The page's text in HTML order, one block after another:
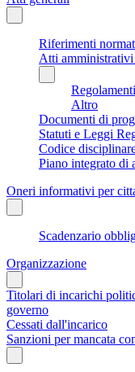
Riferimenti
Atti amministrativi
Regolamenti
Altro
Documenti di
Statuti e Leggi
Codice
Piano integrato di
Oneri informativi per
Scadenzario
Organizzazione
Titolari di incarichi
governo
Cessati dall'incarico
Sanzioni per mancata